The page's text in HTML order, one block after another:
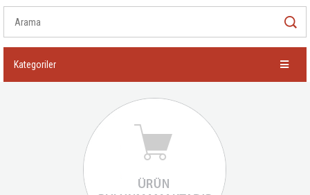
Kategoriler